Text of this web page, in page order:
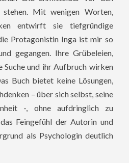
stehen. Mit wenigen Worten,
entwirft sie tiefgründige
Protagonistin Inga ist mir so
gegangen. Ihre Grübeleien,
Suche und ihr Aufbruch wirken
Buch bietet keine Lösungen,
– über sich selbst, seine
-, ohne aufdringlich zu
Feingefühl der Autorin und
als Psychologin deutlich